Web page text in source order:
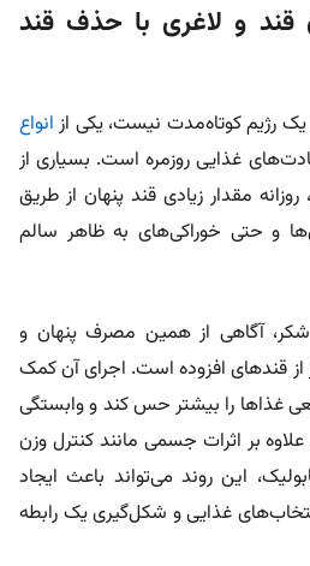
قند و لاغری با حذف قند
یک رژیمکوتاه‌مدت نیست، یکی از انواع
غذایی روزمره است. بسیاری از
مقدار زیادی قند پنهان از طریق
و حتی خوراکی‌های به ظاهر سالم
، آگاهی از همین مصرفپنهان و
از قندهای افزوده است. اجرای آنکمک
غذاها را بیشتر حسکند و وابستگی
علاوه بر اثرات جسمی مانندکنترل وزن
این روند می‌تواند باعث ایجاد
غذایی و شکل‌گیری یک رابطه